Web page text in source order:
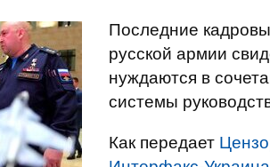
Последние
русской армии
нуждаются в
системы
Как передает